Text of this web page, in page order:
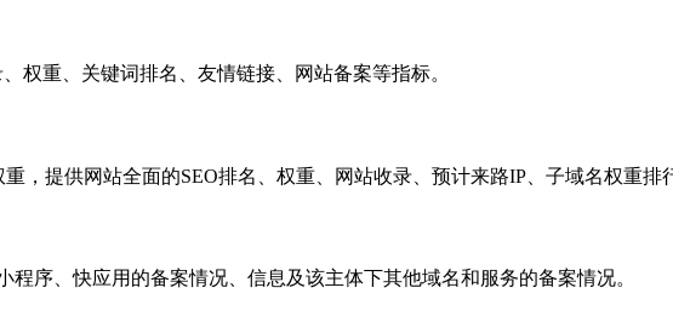
权重、关键词排名、友情链接、网站备案等指标。
，提供网站全面的SEO排名、权重、网站收录、预计来路IP、子域名权重排
序、快应用的备案情况、信息及该主体下其他域名和服务的备案情况。